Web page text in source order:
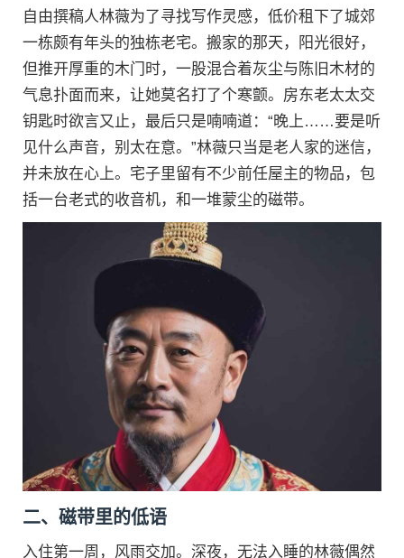
自由撰稿人林薇为了寻找写作灵感，低价租下了城郊
一栋颇有年头的独栋老宅。搬家的那天，阳光很好，
但推开厚重的木门时，一股混合着灰尘与陈旧木材的
气息扑面而来，让她莫名打了个寒颤。房东老太太交
钥匙时欲言又止，最后只是喃喃道：“晚上……要是听
见什么声音，别太在意。”林薇只当是老人家的迷信，
并未放在心上。宅子里留有不少前任屋主的物品，包
括一台老式的收音机，和一堆蒙尘的磁带。
二、磁带里的低语
入住第一周，风雨交加。深夜，无法入睡的林薇偶然